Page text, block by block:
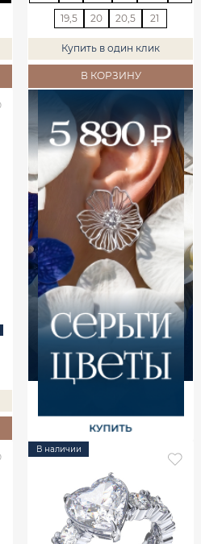
19,5 20 20,5 21
Купить в один клик
В КОРЗИНУ
В наличии